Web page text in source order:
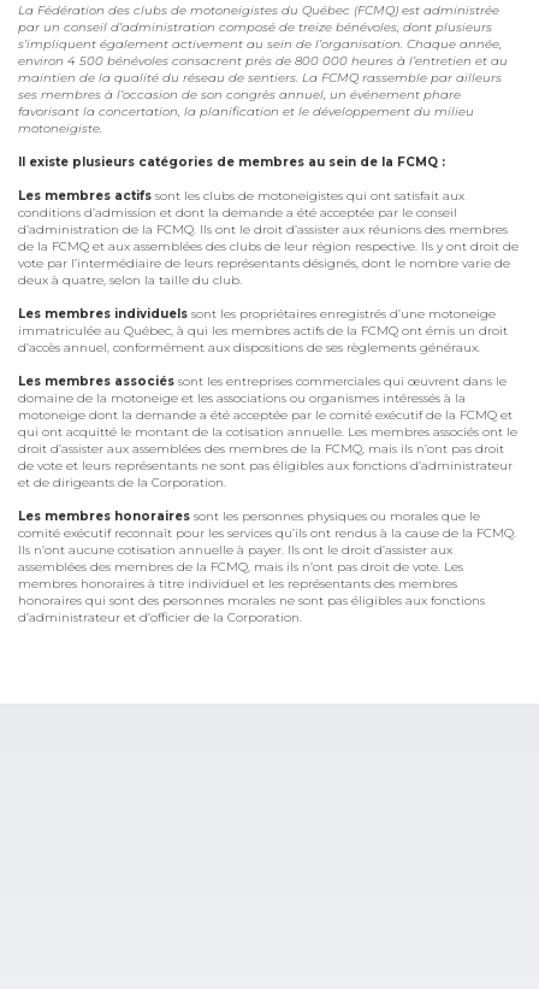
La Fédération des clubs de motoneigistes du Québec (FCMQ) est administrée
par un conseil d’administration composé de treize bénévoles, dont plusieurs
s’impliquent également activement au sein de l’organisation. Chaque année,
environ 4 500 bénévoles consacrent près de 800 000 heures à l’entretien et au
maintien de la qualité du réseau de sentiers. La FCMQ rassemble par ailleurs
ses membres à l’occasion de son congrès annuel, un événement phare
favorisant la concertation, la planification et le développement du milieu
motoneigiste.
Il existe plusieurs catégories de membres au sein de la FCMQ :
Les membres actifs sont les clubs de motoneigistes qui ont satisfait aux
conditions d’admission et dont la demande a été acceptée par le conseil
d’administration de la FCMQ. Ils ont le droit d’assister aux réunions des membres
de la FCMQ et aux assemblées des clubs de leur région respective. Ils y ont droit de
vote par l’intermédiaire de leurs représentants désignés, dont le nombre varie de
deux à quatre, selon la taille du club.
Les membres individuels sont les propriétaires enregistrés d’une motoneige
immatriculée au Québec, à qui les membres actifs de la FCMQ ont émis un droit
d’accès annuel, conformément aux dispositions de ses règlements généraux.
Les membres associés sont les entreprises commerciales qui œuvrent dans le
domaine de la motoneige et les associations ou organismes intéressés à la
motoneige dont la demande a été acceptée par le comité exécutif de la FCMQ et
qui ont acquitté le montant de la cotisation annuelle. Les membres associés ont le
droit d’assister aux assemblées des membres de la FCMQ, mais ils n’ont pas droit
de vote et leurs représentants ne sont pas éligibles aux fonctions d’administrateur
et de dirigeants de la Corporation.
Les membres honoraires sont les personnes physiques ou morales que le
comité exécutif reconnaît pour les services qu’ils ont rendus à la cause de la FCMQ.
Ils n’ont aucune cotisation annuelle à payer. Ils ont le droit d’assister aux
assemblées des membres de la FCMQ, mais ils n’ont pas droit de vote. Les
membres honoraires à titre individuel et les représentants des membres
honoraires qui sont des personnes morales ne sont pas éligibles aux fonctions
d’administrateur et d’officier de la Corporation.